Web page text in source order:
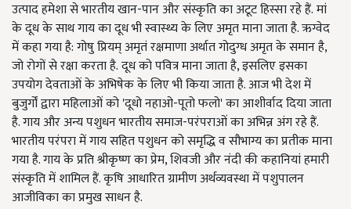
उत्पाद हमेशा से भारतीय खान-पान और संस्कृति का अटूट हिस्सा रहे हैं. मां
के दूध के साथ गाय का दूध भी स्वास्थ्य के लिए अमृत माना जाता है. ऋग्वेद
में कहा गया है: गोषु प्रियम् अमृतं रक्षमाणा अर्थात गोदुग्ध अमृत के समान है,
जो रोगों से रक्षा करता है. दूध को पवित्र माना जाता है, इसलिए इसका
उपयोग देवताओं के अभिषेक के लिए भी किया जाता है. आज भी देश में
बुजुर्गों द्वारा महिलाओं को 'दूधो नहाओ-पूतो फलो' का आशीर्वाद दिया जाता
है. गाय और अन्य पशुधन भारतीय समाज-परंपराओं का अभिन्न अंग रहे हैं.
भारतीय परंपरा में गाय सहित पशुधन को समृद्धि व सौभाग्य का प्रतीक माना
गया है. गाय के प्रति श्रीकृष्ण का प्रेम, शिवजी और नंदी की कहानियां हमारी
संस्कृति में शामिल हैं. कृषि आधारित ग्रामीण अर्थव्यवस्था में पशुपालन
आजीविका का प्रमुख साधन है.